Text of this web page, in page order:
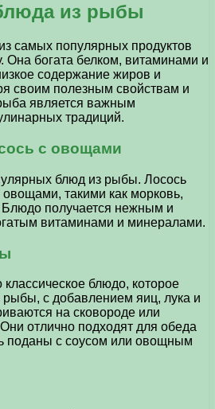
из рыбы
самых популярных продуктов
Она богата белком, витаминами и
содержание жиров и
своим полезным свойствам и
является важным
традиций.
с овощами
блюд из рыбы. Лосось
овощами, такими как морковь,
Блюдо получается нежным и
витаминами и минералами.
блюдо, которое
рыбы, с добавлением яиц, лука и
на сковороде или
отлично подходят для обеда
поданы с соусом или овощным